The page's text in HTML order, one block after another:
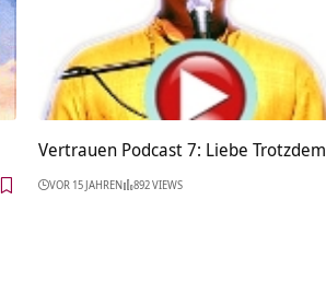
Vertrauen Podcast 7: Liebe Trotzdem
VOR 15 JAHREN 892 VIEWS